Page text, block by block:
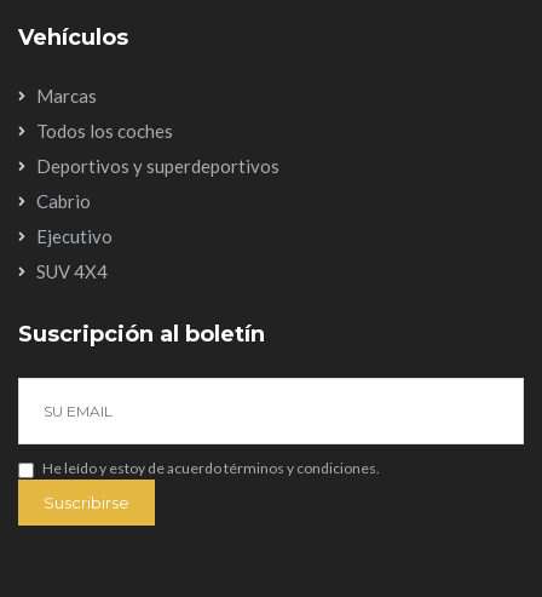
Vehículos
Marcas
Todos los coches
Deportivos y superdeportivos
Cabrio
Ejecutivo
SUV 4X4
Suscripción al boletín
He leído y estoy de acuerdotérminos y condiciones.
Suscribirse